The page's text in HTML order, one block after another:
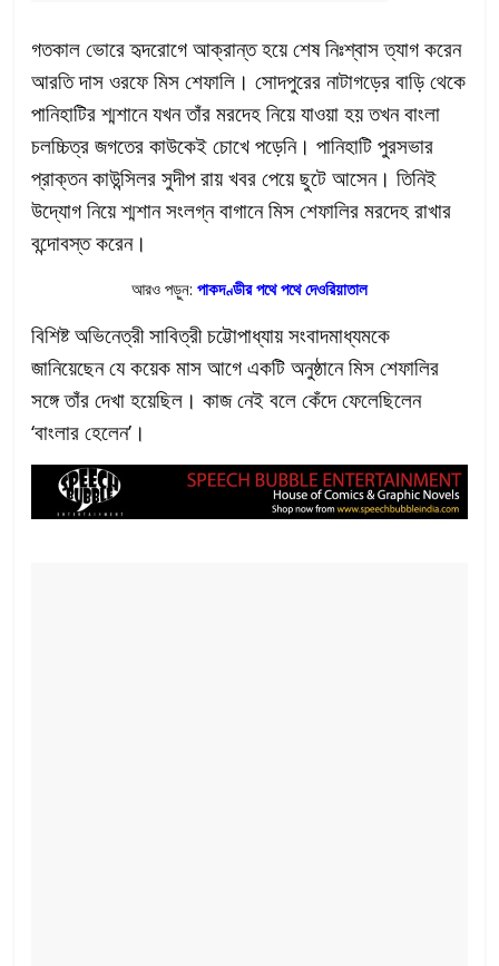
গতকাল ভোরে হৃদরোগে আক্রান্ত হয়ে শেষ নিঃশ্বাস ত্যাগ করেন
আরতি দাস ওরফে মিস শেফালি। সোদপুরের নাটাগড়ের বাড়ি থেকে
পানিহাটির শ্মশানে যখন তাঁর মরদেহ নিয়ে যাওয়া হয় তখন বাংলা
চলচ্চিত্র জগতের কাউকেই চোখে পড়েনি। পানিহাটি পুরসভার
প্রাক্তন কাউন্সিলর সুদীপ রায় খবর পেয়ে ছুটে আসেন। তিনিই
উদ্যোগ নিয়ে শ্মশান সংলগ্ন বাগানে মিস শেফালির মরদেহ রাখার
বন্দোবস্ত করেন।
আরও পড়ুন: পাকদণ্ডীর পথে পথে দেওরিয়াতাল
বিশিষ্ট অভিনেত্রী সাবিত্রী চট্টোপাধ্যায় সংবাদমাধ্যমকে
জানিয়েছেন যে কয়েক মাস আগে একটি অনুষ্ঠানে মিস শেফালির
সঙ্গে তাঁর দেখা হয়েছিল। কাজ নেই বলে কেঁদে ফেলেছিলেন
‘বাংলার হেলেন’।